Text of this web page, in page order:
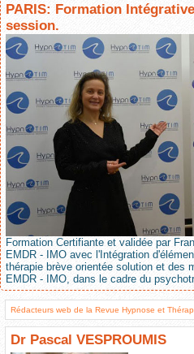
PARIS: Formation
session.
Formation Certifiante et validée par
EMDR - IMO avec l'Intégration
thérapie brève orientée solution et des
EMDR - IMO, dans le cadre du
Rédacteurs web de la Revue Hypnose et
Dr Pascal VESPROUMIS